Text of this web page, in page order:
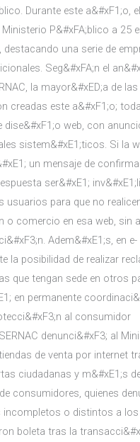
Durante este a&#xF1;o,
P&#xFA;blico a 25
destacando una serie de
Seg&#xFA;n el
la mayor&#xED;a de las
creadas este a&#xF1;o;
dise&#xF1;o web, con
sistem&#xE1;ticos. Si la
un mensaje de
ser&#xE1;
usuarios para que no
o comercio en esa web, sin
Adem&#xE1;s, en e-
la posibilidad de realizar
que tengan sede en otros
en permanente
al consumidor
denunci&#xF3; al
de venta por internet
ciudadanas y m&#xE1;s
consumidores, quienes
incompletos o distintos a
boleta tras la